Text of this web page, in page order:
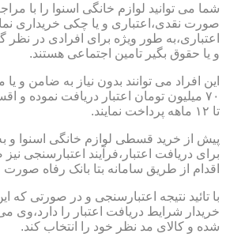
شما می توانید لوازم خانگی اسنوا را با
صورت نقدی،اعتباری و یا چکی خریداری
اعتباری،به طور ویژه برای افرادی در
و یا حقوق بگیر تامین اجتماعی هستند.
این افراد می توانند بدون نیاز به ضامن و
تا ۱۲ ماهه پرداخت نمایند.
پیش از خرید قسطی لوازم خانگی اسنوا و
برای دریافت اعتبار،فرآیند اعتبارسنجی
اقدام از طریق سامانه بتا بانک رفاه صورت
با تائید نتیجه اعتبارسنجی و در صورتی که
خریدار شرایط دریافت اعتبار را دارد،وی
شده و کالای مد نظر خود را انتخاب کند.